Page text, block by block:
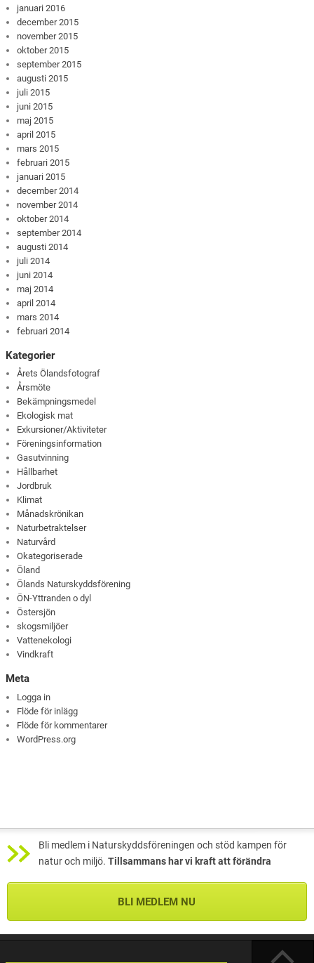
januari 2016
december 2015
november 2015
oktober 2015
september 2015
augusti 2015
juli 2015
juni 2015
maj 2015
april 2015
mars 2015
februari 2015
januari 2015
december 2014
november 2014
oktober 2014
september 2014
augusti 2014
juli 2014
juni 2014
maj 2014
april 2014
mars 2014
februari 2014
Kategorier
Årets Ölandsfotograf
Årsmöte
Bekämpningsmedel
Ekologisk mat
Exkursioner/Aktiviteter
Föreningsinformation
Gasutvinning
Hållbarhet
Jordbruk
Klimat
Månadskrönikan
Naturbetraktelser
Naturvård
Okategoriserade
Öland
Ölands Naturskyddsförening
ÖN-Yttranden o dyl
Östersjön
skogsmiljöer
Vattenekologi
Vindkraft
Meta
Logga in
Flöde för inlägg
Flöde för kommentarer
WordPress.org
Bli medlem i Naturskyddsföreningen och stöd kampen för
natur och miljö. Tillsammans har vi kraft att förändra
BLI MEDLEM NU